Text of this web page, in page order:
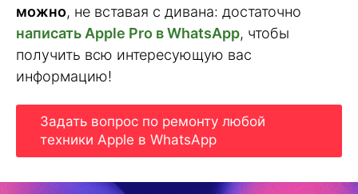
можно, не вставая с дивана: достаточно
написать Apple Pro в WhatsApp, чтобы
получить всю интересующую вас
информацию!
Задать вопрос по ремонту любой
техники Apple в WhatsApp